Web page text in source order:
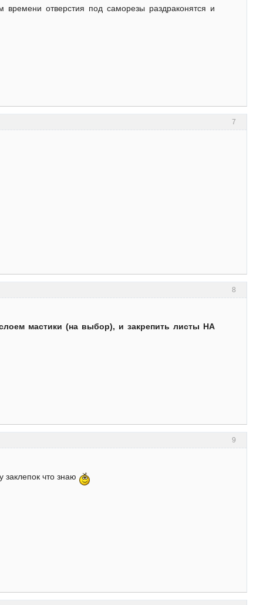
отверстия под саморезы раздраконятся и
7
8
мастики (на выбор), и закрепить листы НА
9
заклепок что знаю